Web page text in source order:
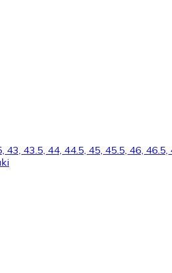
43.5, 44, 44.5, 45, 45.5, 46,